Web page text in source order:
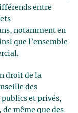
entre
notamment en
que l’ensemble
droit de la
des
et privés,
même que des